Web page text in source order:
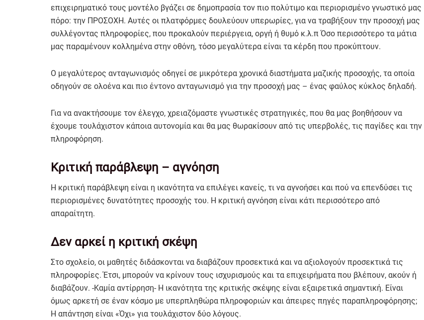
επιχειρηματικό τους μοντέλο βγάζει σε δημοπρασία τον πιο πολύτιμο και περιορισμένο γνωστικό μας
πόρο: την ΠΡΟΣΟΧΗ. Αυτές οι πλατφόρμες δουλεύουν υπερωρίες, για να τραβήξουν την προσοχή μας
συλλέγοντας πληροφορίες, που προκαλούν περιέργεια, οργή ή θυμό κ.λ.π Όσο περισσότερο τα μάτια
μας παραμένουν κολλημένα στην οθόνη, τόσο μεγαλύτερα είναι τα κέρδη που προκύπτουν.
Ο μεγαλύτερος ανταγωνισμός οδηγεί σε μικρότερα χρονικά διαστήματα μαζικής προσοχής, τα οποία
οδηγούν σε ολοένα και πιο έντονο ανταγωνισμό για την προσοχή μας – ένας φαύλος κύκλος δηλαδή.
Για να ανακτήσουμε τον έλεγχο, χρειαζόμαστε γνωστικές στρατηγικές, που θα μας βοηθήσουν να
έχουμε τουλάχιστον κάποια αυτονομία και θα μας θωρακίσουν από τις υπερβολές, τις παγίδες και την
πληροφόρηση.
Κριτική παράβλεψη – αγνόηση
Η κριτική παράβλεψη είναι η ικανότητα να επιλέγει κανείς, τι να αγνοήσει και πού να επενδύσει τις
περιορισμένες δυνατότητες προσοχής του. Η κριτική αγνόηση είναι κάτι περισσότερο από
απαραίτητη.
Δεν αρκεί η κριτική σκέψη
Στο σχολείο, οι μαθητές διδάσκονται να διαβάζουν προσεκτικά και να αξιολογούν προσεκτικά τις
πληροφορίες. Έτσι, μπορούν να κρίνουν τους ισχυρισμούς και τα επιχειρήματα που βλέπουν, ακούν ή
διαβάζουν. -Καμία αντίρρηση- Η ικανότητα της κριτικής σκέψης είναι εξαιρετικά σημαντική. Είναι
όμως αρκετή σε έναν κόσμο με υπερπληθώρα πληροφοριών και άπειρες πηγές παραπληροφόρησης;
Η απάντηση είναι «Όχι» για τουλάχιστον δύο λόγους.